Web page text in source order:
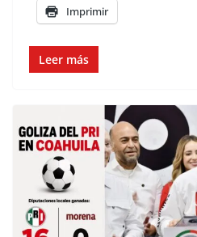
Imprimir
Leer más